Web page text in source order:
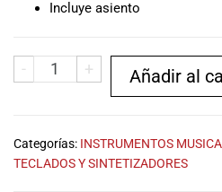
Incluye asiento
- + Añadir al
Categorías: INSTRUMENTOS
TECLADOS Y SINTETIZADORES